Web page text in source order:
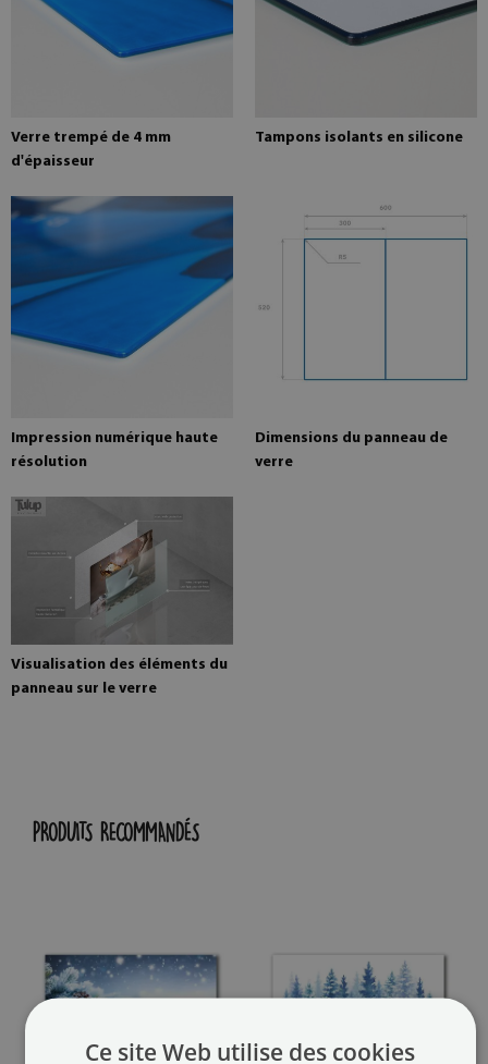
Verre trempé de 4 mm
d'épaisseur
Tampons isolants en silicone
Impression numérique haute
résolution
Dimensions du panneau de
verre
Visualisation des éléments du
panneau sur le verre
PRODUITS RECOMMANDÉS
Ce site Web utilise des cookies